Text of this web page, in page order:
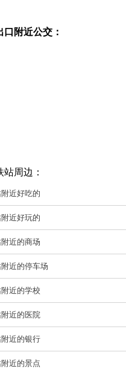
附近公交：
周边：
近好吃的
近好玩的
近的商场
近的停车场
近的学校
近的医院
近的银行
近的景点